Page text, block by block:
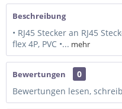
Beschreibung
• RJ45 Stecker an RJ45
flex 4P, PVC •... mehr
Bewertungen
0
Bewertungen lesen,